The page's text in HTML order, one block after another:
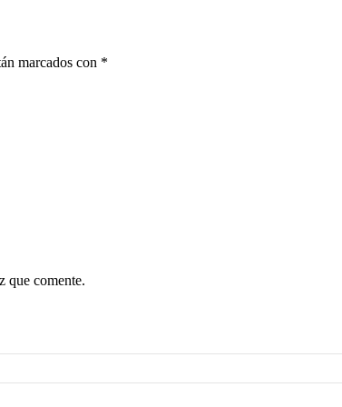
marcados con *
que comente.